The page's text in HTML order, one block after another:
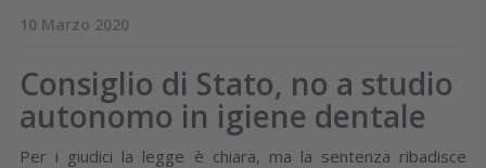
10 Marzo 2020
Consiglio di Stato, no a studio
autonomo in igiene dentale
Per i giudici la legge è chiara, ma la sentenza ribadisce